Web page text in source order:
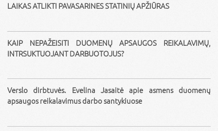
LAIKAS ATLIKTI PAVASARINES STATINIŲ APŽIŪRAS
KAIP NEPAŽEISITI DUOMENŲ APSAUGOS REIKALAVIMŲ,
INTRSUKTUOJANT DARBUOTOJUS?
Verslo dirbtuvės. Evelina Jasaitė apie asmens duomenų
apsaugos reikalavimus darbo santykiuose